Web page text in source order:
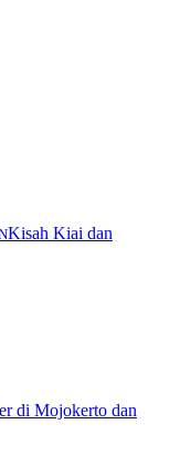
Kisah Kiai dan
di Mojokerto dan